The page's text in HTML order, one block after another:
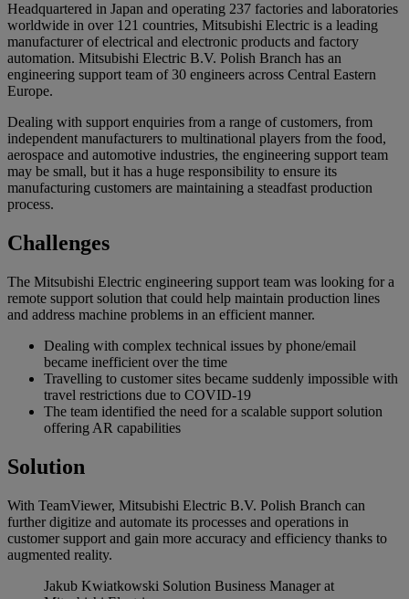
Headquartered in Japan and operating 237 factories and laboratories
worldwide in over 121 countries, Mitsubishi Electric is a leading
manufacturer of electrical and electronic products and factory
automation. Mitsubishi Electric B.V. Polish Branch has an
engineering support team of 30 engineers across Central Eastern
Europe.
Dealing with support enquiries from a range of customers, from
independent manufacturers to multinational players from the food,
aerospace and automotive industries, the engineering support team
may be small, but it has a huge responsibility to ensure its
manufacturing customers are maintaining a steadfast production
process.
Challenges
The Mitsubishi Electric engineering support team was looking for a
remote support solution that could help maintain production lines
and address machine problems in an efficient manner.
Dealing with complex technical issues by phone/email
became inefficient over the time
Travelling to customer sites became suddenly impossible with
travel restrictions due to COVID-19
The team identified the need for a scalable support solution
offering AR capabilities
Solution
With TeamViewer, Mitsubishi Electric B.V. Polish Branch can
further digitize and automate its processes and operations in
customer support and gain more accuracy and efficiency thanks to
augmented reality.
Jakub Kwiatkowski Solution Business Manager at